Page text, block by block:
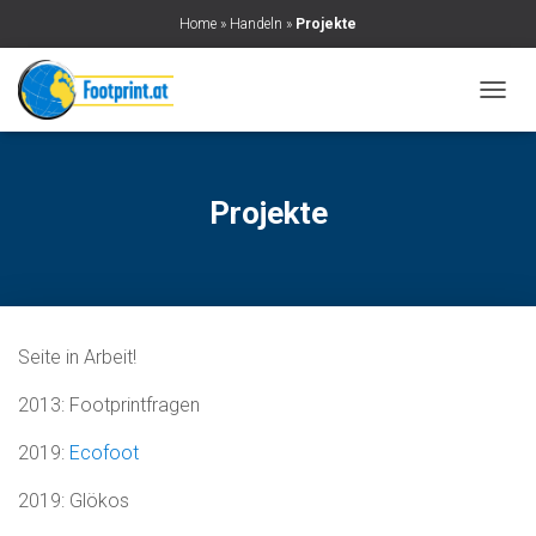
Home » Handeln » Projekte
A
Projekte
Seite in Arbeit!
2013: Footprintfragen
2019: Ecofoot
2019: Glökos